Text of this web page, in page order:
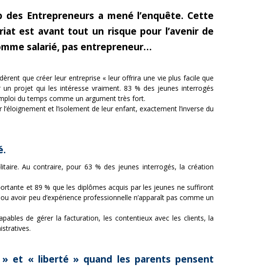
Entrepreneurs a mené l’enquête. Cette
est avant tout un risque pour l’avenir de
salarié, pas entrepreneur…
que créer leur entreprise « leur offrira une vie plus facile que
projet qui les intéresse vraiment. 83 % des jeunes interrogés
du temps comme un argument très fort.
et l’isolement de leur enfant, exactement l’inverse du
Au contraire, pour 63 % des jeunes interrogés, la création
et 89 % que les diplômes acquis par les jeunes ne suffiront
avoir peu d’expérience professionnelle n’apparaît pas comme un
de gérer la facturation, les contentieux avec les clients, la
et « liberté » quand les parents pensent